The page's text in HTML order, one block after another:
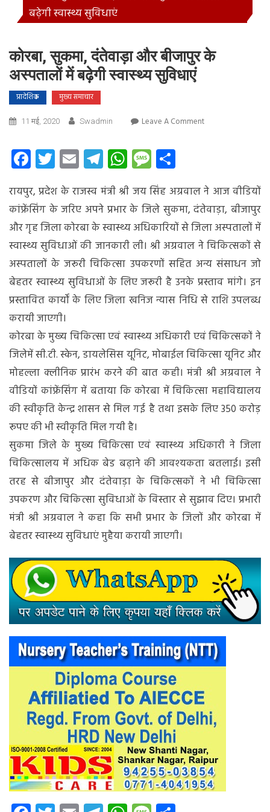
बढ़ेगी स्वास्थ्य सुविधाएं
कोरबा, सुकमा, दंतेवाड़ा और बीजापुर के
अस्पतालों में बढ़ेगी स्वास्थ्य सुविधाएं
प्रादेशिक मुख्य समाचार
11 मई, 2020 Swadmin Leave A CommentOn
बीजापुर
के
अस्पतालों
में
बढ़ेगी
स्वास्थ्य
Facebook
Twitter
EmailTelegram
WhatsApp
Message
रायपुर, प्रदेश के राजस्व मंत्री श्री जय सिंह अग्रवाल ने आज वीडियों
कांफ्रेंसिंग के जरिए अपने प्रभार के जिले सुकमा, दंतेवाड़ा, बीजापुर
और गृह जिला कोरबा के स्वास्थ्य अधिकारियों से जिला अस्पतालों में
स्वास्थ्य सुविधाओं की जानकारी ली। श्री अग्रवाल ने चिकित्सकों से
अस्पतालों के जरूरी चिकित्सा उपकरणों सहित अन्य संसाधन जो
बेहतर स्वास्थ्य सुविधाओं के लिए जरूरी है उनके प्रस्ताव मांगे। इन
प्रस्तावित कार्यों के लिए जिला खनिज न्यास निधि से राशि उपलब्ध
करायी जाएगी।
कोरबा के मुख्य चिकित्सा एवं स्वास्थ्य अधिकारी एवं चिकित्सकों ने
जिलेमें सी.टी. स्केन, डायलेसिस यूनिट, मोबाईल चिकित्सा यूनिट और
मोहल्ला क्लीनिक प्रारंभ करने की बात कही। मंत्री श्री अग्रवाल ने
वीडियों कांफ्रेंसिंग में बताया कि कोरबा में चिकित्सा महाविद्यालय
की स्वीकृति केन्द्र शासन से मिल गई है तथा इसके लिए 350 करोड़
रूपए की भी स्वीकृति मिल गयी है।
सुकमा जिले के मुख्य चिकित्सा एवं स्वास्थ्य अधिकारी ने जिला
चिकित्सालय में अधिक बेड बढ़ाने की आवश्यकता बतलाई। इसी
तरह से बीजापुर और दंतेवाड़ा के चिकित्सकों ने भी चिकित्सा
उपकरण और चिकित्सा सुविधाओं के विस्तार से सुझाव दिए। प्रभारी
मंत्री श्री अग्रवाल ने कहा कि सभी प्रभार के जिलों और कोरबा में
बेहतर स्वास्थ्य सुविधाएं मुहैया करायी जाएगी।